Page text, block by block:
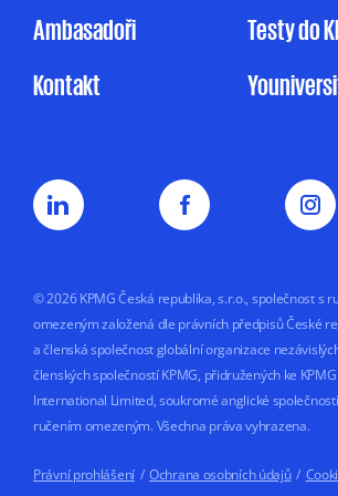
a mohu jej kdykoliv odvolat. Můj
Souhlas uděluji na dobu
5 let nebo
Ambasadoři
Kontakt
Testy do
© 2026 KPMG Česká republika, s.r.o., společnost s
omezeným založená dle právních předpisů České
a členská společnost globální organizace
členských společností KPMG, přidružených ke KPMG
International Limited, soukromé anglické
ručením omezeným. Všechna práva vyhrazena.
Právní prohlášení / Ochrana osobních údajů /